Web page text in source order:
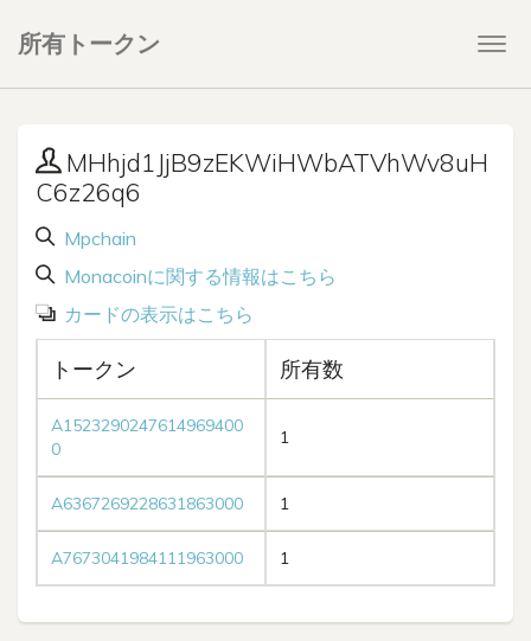
所有トークン
MHhjd1JjB9zEKWiHWbATVhWv8uH
C6z26q6
Mpchain
Monacoinに関する情報はこちら
カードの表示はこちら
トークン 所有数
A1523290247614969400
0
1
A6367269228631863000 1
A7673041984111963000 1